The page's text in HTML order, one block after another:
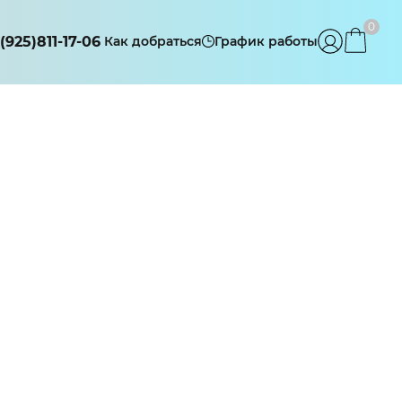
17-06 Как добраться График работы
0